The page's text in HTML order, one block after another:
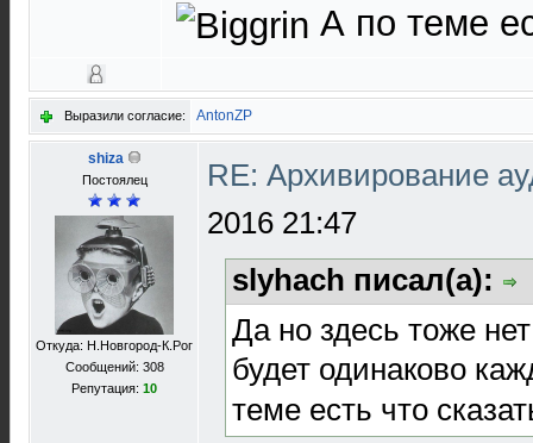
А по теме
Выразили согласие: AntonZP
shiza
Постоялец
Откуда: Н.Новгород-К.Рог
Сообщений: 308
Репутация: 10
RE: Архивирование
2016 21:47
slyhach писал(а):
Да но здесь тоже
будет одинаково
теме есть что